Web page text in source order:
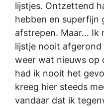
lijstjes. Ontzettend
hebben en superfijn
afstrepen. Maar… Ik
lijstje nooit afgerond
weer wat nieuws op
had ik nooit het
kreeg hier steeds
vandaar dat ik